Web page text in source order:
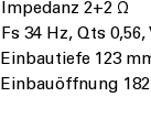
Impedanz 2+2 Ω
Fs 34 Hz, Qts 0,56,
Einbautiefe 123
Einbauöffnung